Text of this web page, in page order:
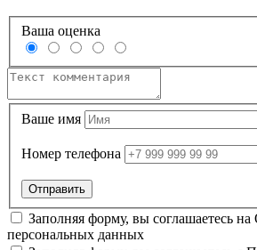
Ваша оценка
Ваше имя
Номер телефона
Заполняя форму, вы соглашаетесь на
персональных данных